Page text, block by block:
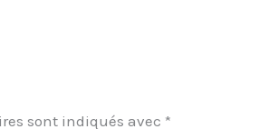
sont indiqués avec *